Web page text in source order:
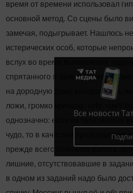
время от времени использовал
основной метод. Со сцены было
замечая, подыгрывает. Нашлось
истерических особ, которые
вслух во время выполнения
спрятанного в зале предмета.
на дородную даму, которая, чуть
ложи, громко кричала: «Не там!!! Не
однозначно: если из зала многие
чудо, то в качестве председателя
прежде всего отличная работа
лишние, отсутствовавшие в
в одном из заданий надо было
Все новости